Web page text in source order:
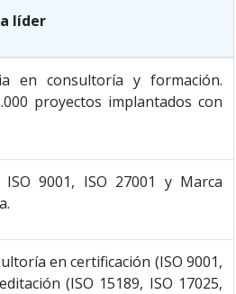
líder
en consultoría y formación.
proyectos implantados con
9001, ISO 27001 y Marca
en certificación (ISO 9001,
(ISO 15189, ISO 17025,